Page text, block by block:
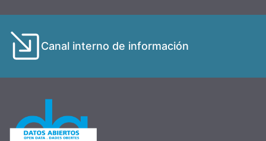
Canal interno de información